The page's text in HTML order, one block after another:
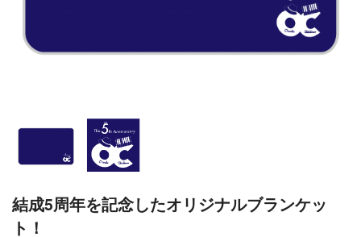
結成5周年を記念したオリジナルブランケッ
ト！